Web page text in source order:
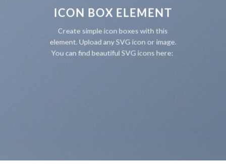
ICON BOX ELEMENT
Create simple icon boxes with this
element. Upload any SVG icon or image.
You can find beautiful SVG icons here: